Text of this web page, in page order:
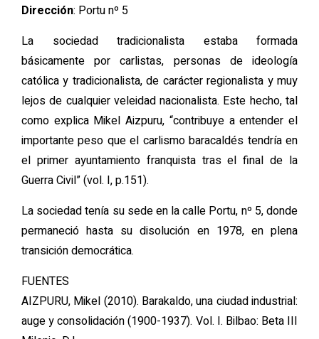
Dirección: Portu nº 5
La sociedad tradicionalista estaba formada
básicamente por carlistas, personas de ideología
católica y tradicionalista, de carácter regionalista y muy
lejos de cualquier veleidad nacionalista. Este hecho, tal
como explica Mikel Aizpuru, “contribuye a entender el
importante peso que el carlismo baracaldés tendría en
el primer ayuntamiento franquista tras el final de la
Guerra Civil” (vol. I, p.151).
La sociedad tenía su sede en la calle Portu, nº 5, donde
permaneció hasta su disolución en 1978, en plena
transición democrática.
FUENTES
AIZPURU, Mikel (2010). Barakaldo, una ciudad industrial:
auge y consolidación (1900-1937). Vol. I. Bilbao: Beta III